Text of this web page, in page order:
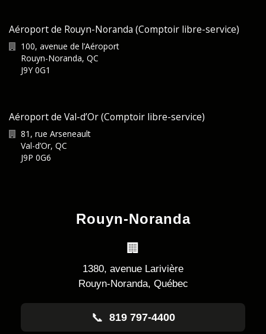
Aéroport de Rouyn-Noranda (Comptoir libre-service)
100, avenue de l’Aéroport
Rouyn-Noranda, QC
J9Y 0G1
Aéroport de Val-d’Or (Comptoir libre-service)
81, rue Arseneault
Val-d’Or, QC
J9P 0G6
Rouyn-Noranda
🏢
1380, avenue Larivière
Rouyn-Noranda, Québec
📞 819 797-4400